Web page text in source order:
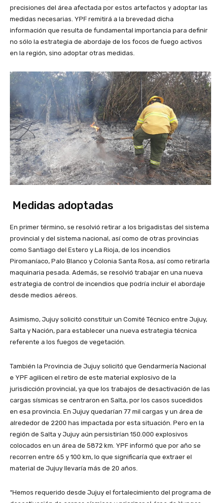
precisiones del área afectada por estos artefactos y adoptar las
medidas necesarias. YPF remitirá a la brevedad dicha
información que resulta de fundamental importancia para definir
no sólo la estrategia de abordaje de los focos de fuego activos
en la región, sino adoptar otras medidas.
Medidas adoptadas
En primer término, se resolvió retirar a los brigadistas del sistema
provincial y del sistema nacional, así como de otras provincias
como Santiago del Estero y La Rioja, de los incendios
Piromaníaco, Palo Blanco y Colonia Santa Rosa, así como retirarla
maquinaria pesada. Además, se resolvió trabajar en una nueva
estrategia de control de incendios que podría incluir el abordaje
desde medios aéreos.
Asimismo, Jujuy solicitó constituir un Comité Técnico entre Jujuy,
Salta y Nación, para establecer una nueva estrategia técnica
referente a los fuegos de vegetación.
También la Provincia de Jujuy solicitó que Gendarmería Nacional
e YPF agilicen el retiro de este material explosivo de la
jurisdicción provincial, ya que los trabajos de desactivación de las
cargas sísmicas se centraron en Salta, por los casos sucedidos
en esa provincia. En Jujuy quedarían 77 mil cargas y un área de
alrededor de 2200 has impactada por esta situación. Pero en la
región de Salta y Jujuy aún persistirían 150.000 explosivos
colocados en un área de 5872 km. YPF informó que por año se
recorren entre 65 y 100 km, lo que significaría que extraer el
material de Jujuy llevaría más de 20 años.
“Hemos requerido desde Jujuy el fortalecimiento del programa de